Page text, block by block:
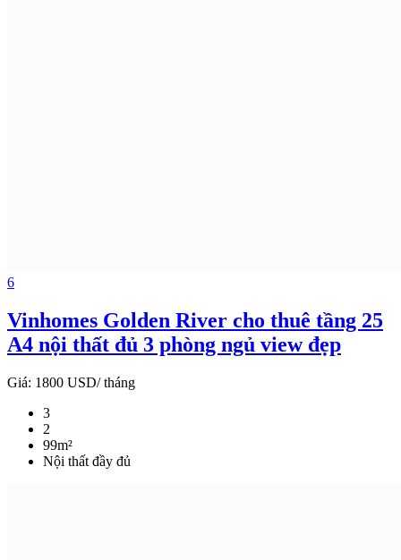
6
Vinhomes Golden River cho thuê tầng 25
A4 nội thất đủ 3 phòng ngủ view đẹp
Giá: 1800 USD/ tháng
3
2
99m²
Nội thất đầy đủ